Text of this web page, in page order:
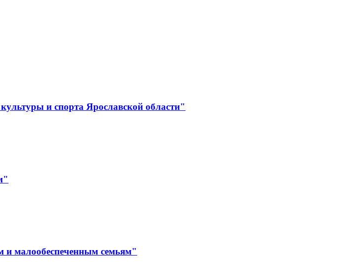
и спорта Ярославской области"
и малообеспеченным семьям"